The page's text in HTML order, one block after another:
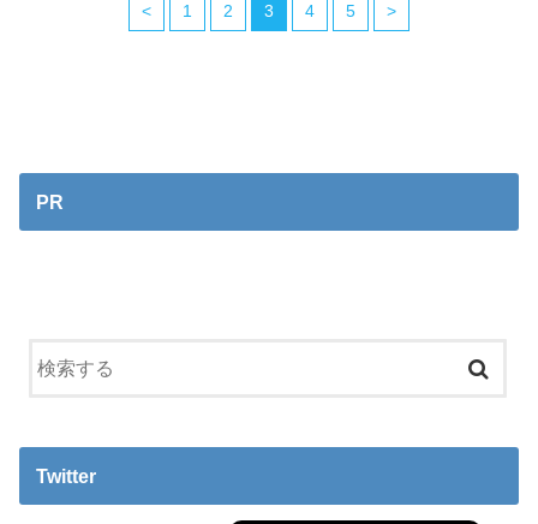
< 1 2 3 4 5 >
PR
Twitter